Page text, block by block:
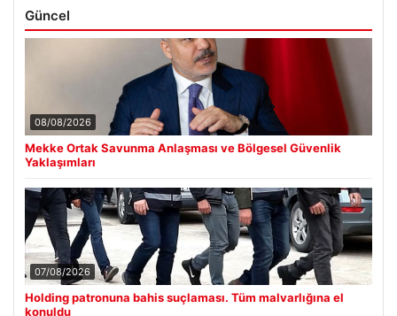
Güncel
08/08/2026
Mekke Ortak Savunma Anlaşması ve Bölgesel Güvenlik
Yaklaşımları
07/08/2026
Holding patronuna bahis suçlaması. Tüm malvarlığına el
konuldu